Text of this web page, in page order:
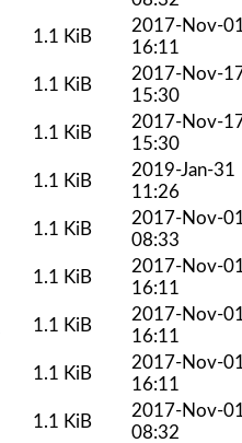
1.1 KiB
2017-Nov-
16:11
1.1 KiB
2017-Nov-
15:30
1.1 KiB
2017-Nov-
15:30
1.1 KiB
2019-Jan-31
11:26
1.1 KiB
2017-Nov-
08:33
1.1 KiB
2017-Nov-
16:11
1.1 KiB
2017-Nov-
16:11
1.1 KiB
2017-Nov-
16:11
1.1 KiB
2017-Nov-
08:32